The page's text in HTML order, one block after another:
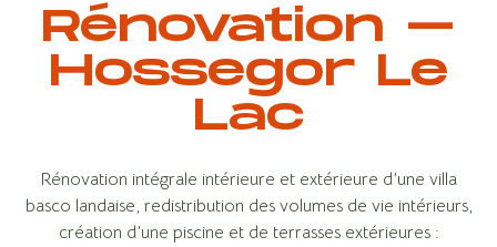
Rénovation –
Hossegor Le
Lac
Rénovation intégrale intérieure et extérieure d’une villa
basco landaise, redistribution des volumes de vie intérieurs,
création d’une piscine et de terrasses extérieures :